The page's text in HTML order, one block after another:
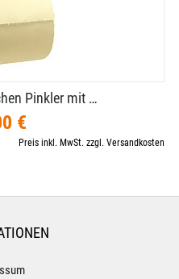
Pinkler mit …
€
Preis inkl. MwSt. zzgl. Versandkosten